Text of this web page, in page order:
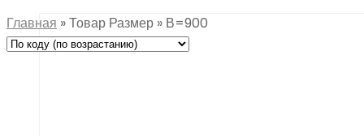
Главная »Товар Размер » В=900